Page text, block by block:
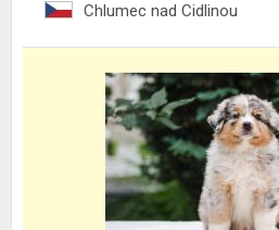
Chlumec nad Cidlinou